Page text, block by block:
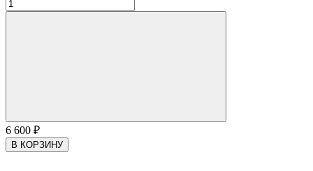
6 600 ₽
В КОРЗИНУ